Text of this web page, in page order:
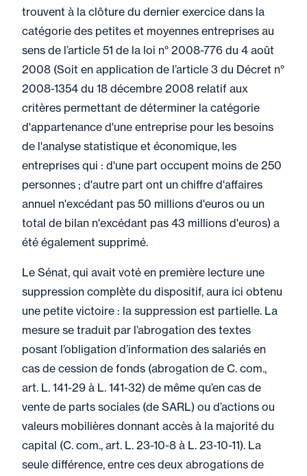
trouvent à la clôture du dernier exercice dans la
catégorie des petites et moyennes entreprises au
sens de l’article 51 de la loi n° 2008-776 du 4 août
2008 (Soit en application de l’article 3 du Décret n°
2008-1354 du 18 décembre 2008 relatif aux
critères permettant de déterminer la catégorie
d'appartenance d'une entreprise pour les besoins
de l'analyse statistique et économique, les
entreprises qui : d'une part occupent moins de 250
personnes ; d'autre part ont un chiffre d'affaires
annuel n'excédant pas 50 millions d'euros ou un
total de bilan n'excédant pas 43 millions d'euros) a
été également supprimé.
Le Sénat, qui avait voté en première lecture une
suppression complète du dispositif, aura ici obtenu
une petite victoire : la suppression est partielle. La
mesure se traduit par l’abrogation des textes
posant l’obligation d’information des salariés en
cas de cession de fonds (abrogation de C. com.,
art. L. 141-29 à L. 141-32) de même qu’en cas de
vente de parts sociales (de SARL) ou d’actions ou
valeurs mobilières donnant accès à la majorité du
capital (C. com., art. L. 23-10-8 à L. 23-10-11). La
seule différence, entre ces deux abrogations de